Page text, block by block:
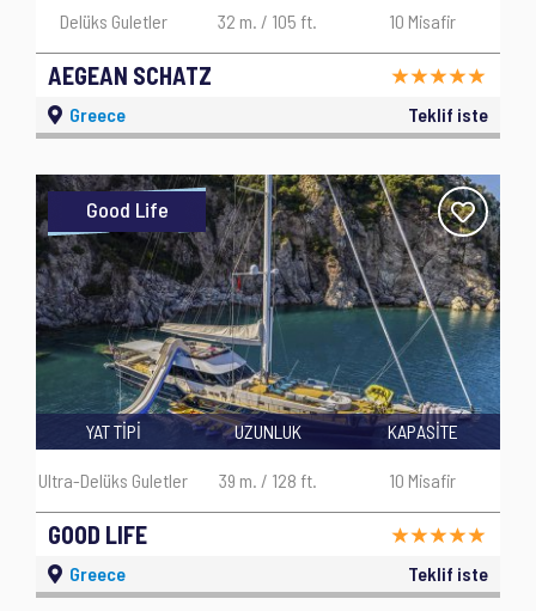
AEGEAN SCHATZ
Delüks Guletler 32 m. / 105 ft. 10 Misafir
Greece Teklif iste
Good Life
GOOD LIFE
YAT TİPİ
Ultra-Delüks Guletler
UZUNLUK
39 m. / 128 ft.
KAPASİTE
10 Misafir
Greece Teklif iste